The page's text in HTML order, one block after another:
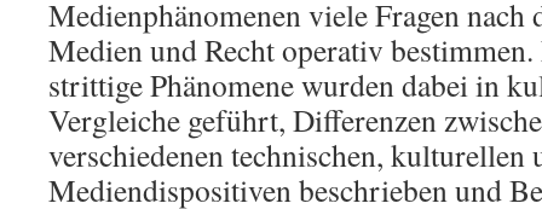
Medienphänomenen viele Fragen nach
Medien und Recht operativ
strittige Phänomene wurden dabei in
Vergleiche geführt, Differenzen
verschiedenen technischen,
Mediendispositiven beschrieben und